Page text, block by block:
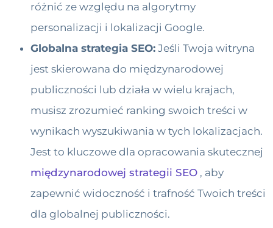
różnić ze względu na algorytmy
personalizacji i lokalizacji Google.
Globalna strategia SEO: Jeśli Twoja witryna
jest skierowana do międzynarodowej
publiczności lub działa w wielu krajach,
musisz zrozumieć ranking swoich treści w
wynikach wyszukiwania w tych lokalizacjach.
Jest to kluczowe dla opracowania skutecznej
międzynarodowej strategii SEO , aby
zapewnić widoczność i trafność Twoich treści
dla globalnej publiczności.